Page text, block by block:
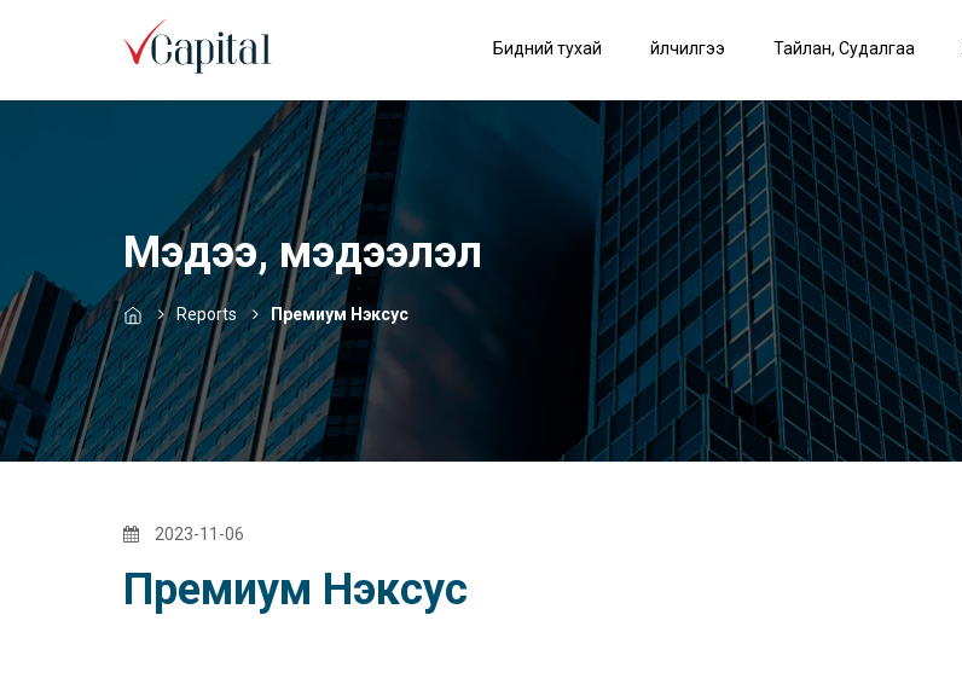
Бидний тухай Үйлчилгээ Тайлан, Судалгаа
Мэдээ, мэдээлэл
Reports Премиум Нэксус
2023-11-06
Премиум Нэксус